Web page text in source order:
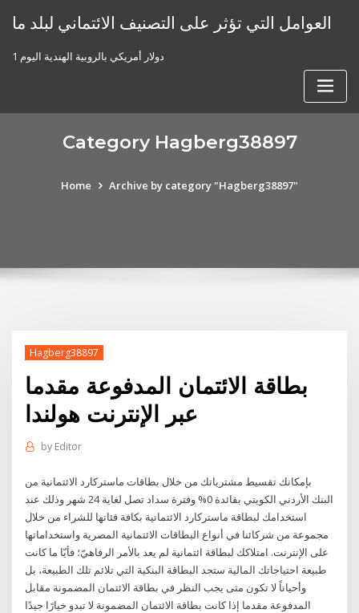
العوامل التي تؤثر على التصنيف الائتماني لبلد ما
1 دولار أمريكي بالروبية الهندية اليوم
Category Hagberg38897
Home Archive by category "Hagberg38897"
Hagberg38897
بطاقة الائتمان المدفوعة مقدما
عبر الإنترنت هولندا
by Editor
بإمكانك تقسيط مشترياتك من خلال بطاقات ماستركارد الائتمانية من
البنك الأردني الكويتي بفائدة 0% وفترة سداد تصل لغاية 24 شهر وذلك عند
استخدامك لبطاقة ماستركارد الائتمانية بكافة فئاتها للشراء من خلال
مجموعة من شركائنا في أنواع البطاقات الائتمانية المصرية واستخداماتها
على الإنترنت. امتلاكك لبطاقة ائتمانية لم يعد بالأمر الرفاهيّ؛ فأيّا ما كانت
طبيعة احتياجاتك المالية ستجد البطاقة البنكية التي تلائم تلك الطبيعة، بل
وأحياناً لا تكون متى يجب النظر في بطاقة الائتمان المضمونة مقابل
المدفوعة مقدما إذا كانت بطاقة الائتمان المضمونة لا تبدو خيارًا جيدًا